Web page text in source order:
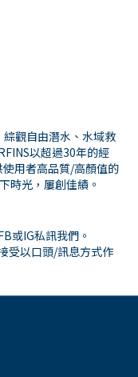
觀自由潛水、水域救
以超過30年的經
用者高品質/高顏值的
時光，屢創佳績。
或IG私訊我們。
受以口頭/訊息方式作